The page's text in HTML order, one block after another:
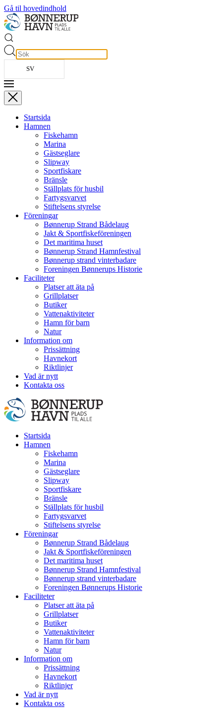
Gå til hovedindhold
SV
Startsida
Hamnen
Fiskehamn
Marina
Gästseglare
Slipway
Sportfiskare
Bränsle
Ställplats för husbil
Fartygsvarvet
Stiftelsens styrelse
Föreningar
Bønnerup Strand Bådelaug
Jakt & Sportfiskeföreningen
Det maritima huset
Bønnerup Strand Hamnfestival
Bønnerup strand vinterbadare
Foreningen Bønnerups Historie
Faciliteter
Platser att äta på
Grillplatser
Butiker
Vattenaktiviteter
Hamn för barn
Natur
Information om
Prissättning
Havnekort
Riktlinjer
Vad är nytt
Kontakta oss
Startsida
Hamnen
Fiskehamn
Marina
Gästseglare
Slipway
Sportfiskare
Bränsle
Ställplats för husbil
Fartygsvarvet
Stiftelsens styrelse
Föreningar
Bønnerup Strand Bådelaug
Jakt & Sportfiskeföreningen
Det maritima huset
Bønnerup Strand Hamnfestival
Bønnerup strand vinterbadare
Foreningen Bønnerups Historie
Faciliteter
Platser att äta på
Grillplatser
Butiker
Vattenaktiviteter
Hamn för barn
Natur
Information om
Prissättning
Havnekort
Riktlinjer
Vad är nytt
Kontakta oss